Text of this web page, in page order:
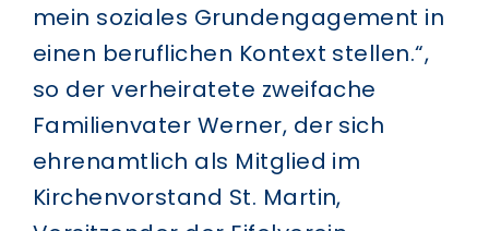
mein soziales Grundengagement in
einen beruflichen Kontext stellen.“,
so der verheiratete zweifache
Familienvater Werner, der sich
ehrenamtlich als Mitglied im
Kirchenvorstand St. Martin,